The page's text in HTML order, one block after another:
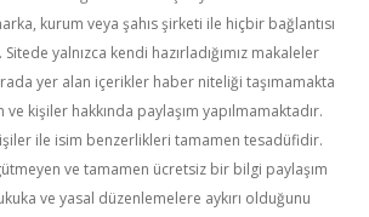
kurum veya şahıs şirketi ile hiçbir bağlantısı
yalnızca kendi hazırladığımız makaleler
yer alan içerikler haber niteliği taşımamakta
kişiler hakkında paylaşım yapılmamaktadır.
ile isim benzerlikleri tamamen tesadüfidir.
ve tamamen ücretsiz bir bilgi paylaşım
ve yasal düzenlemelere aykırı olduğunu